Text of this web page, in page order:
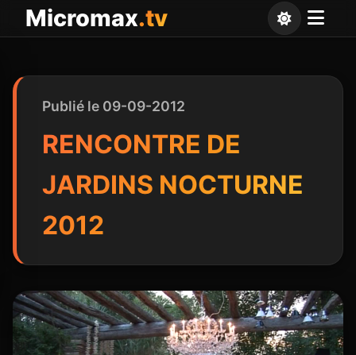
Micromax.tv
Publié le 09-09-2012
RENCONTRE DE
JARDINS NOCTURNE
2012
Panneau de gestion des cookies